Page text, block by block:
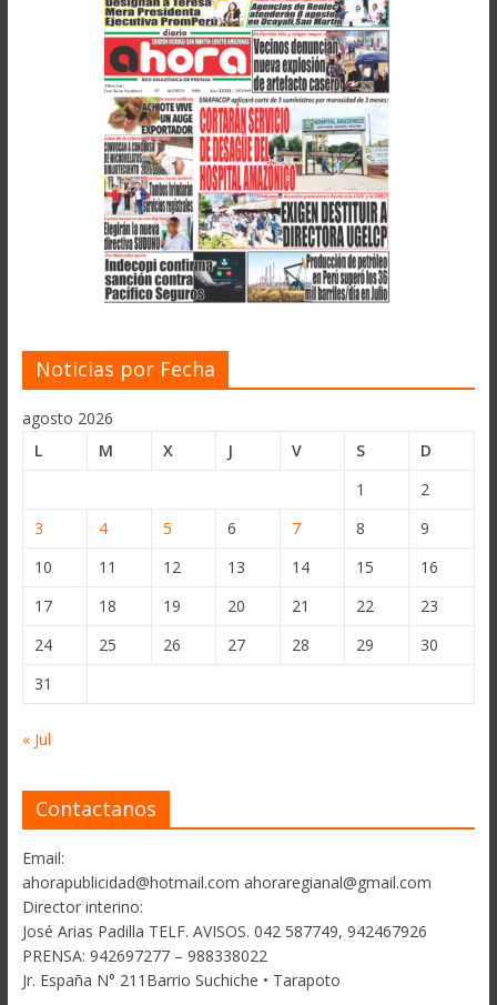
Noticias por Fecha
agosto 2026
L
M X J V S
D
1
2
3
4 5 6 7 8
9
10
11 12 13 14 15
16
17
18 19 20 21 22
23
24
25 26 27 28 29
30
31
« Jul
Contactanos
Email:
ahorapublicidad@hotmail.com ahoraregianal@gmail.com
Director interino:
José Arias Padilla TELF. AVISOS. 042 587749, 942467926
PRENSA: 942697277 – 988338022
Jr. España N° 211Barrio Suchiche • Tarapoto